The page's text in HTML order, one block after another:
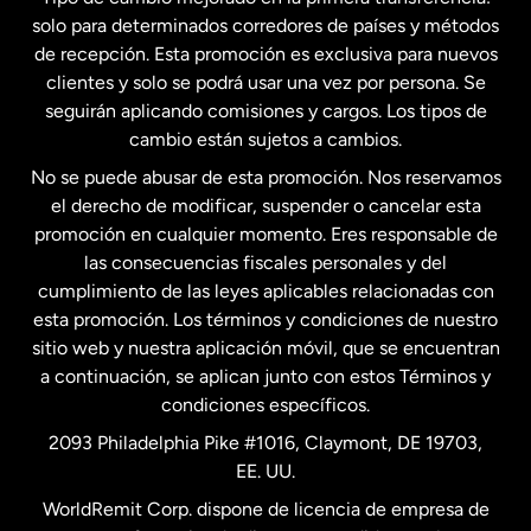
Estados Unidos English
Estados Unidos Español
Francia
Malasia
Nueva Zelanda
Países Bajos
solo para determinados corredores de países y métodos
de recepción. Esta promoción es exclusiva para nuevos
clientes y solo se podrá usar una vez por persona. Se
seguirán aplicando comisiones y cargos. Los tipos de
cambio están sujetos a cambios.
No se puede abusar de esta promoción. Nos reservamos
el derecho de modificar, suspender o cancelar esta
promoción en cualquier momento. Eres responsable de
las consecuencias fiscales personales y del
cumplimiento de las leyes aplicables relacionadas con
esta promoción. Los términos y condiciones de nuestro
sitio web y nuestra aplicación móvil, que se encuentran
a continuación, se aplican junto con estos Términos y
condiciones específicos.
2093 Philadelphia Pike #1016, Claymont, DE 19703,
EE. UU.
WorldRemit Corp. dispone de licencia de empresa de